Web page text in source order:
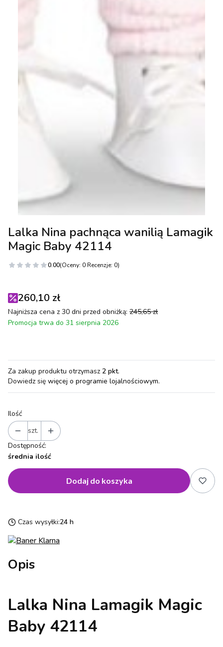
Lalka Nina pachnąca wanilią Lamagik
Magic Baby 42114
0.00(Oceny: 0 Recenzje: 0)
260,10 zł
Najniższa cena z 30 dni przed obniżką: 245,65 zł
Promocja trwa do 31 sierpnia 2026
Za zakup produktu otrzymasz 2 pkt.
Dowiedz się więcej o programie lojalnościowym.
Ilość
szt.
Dostępność:
średnia ilość
Dodaj do koszyka
Czas wysyłki:24 h
Opis
Lalka Nina Lamagik Magic
Baby 42114